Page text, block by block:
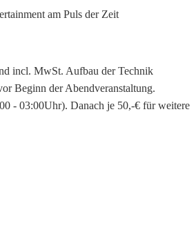
am Puls der Zeit
incl. MwSt. Aufbau der Technik
Beginn der Abendveranstaltung.
- 03:00Uhr). Danach je 50,-€ für weitere